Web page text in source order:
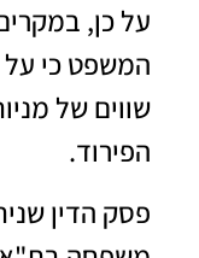
על כן,
המשפט כי על
שווים של
הפירוד.
פסק הדין